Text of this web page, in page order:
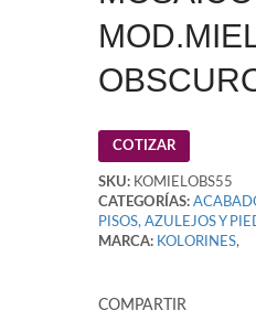
COTIZAR
SKU: KOMIELOBS55
CATEGORÍAS:
PISOS, AZULEJOS Y
MARCA: KOLORINES,
COMPARTIR